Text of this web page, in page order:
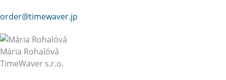
order@timewaver.jp
Mária Rohalóvá
TimeWaver s.r.o.